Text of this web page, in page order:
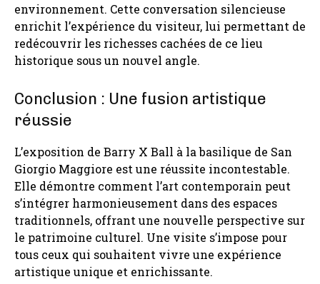
environnement. Cette conversation silencieuse
enrichit l’expérience du visiteur, lui permettant de
redécouvrir les richesses cachées de ce lieu
historique sous un nouvel angle.
Conclusion : Une fusion artistique
réussie
L’exposition de Barry X Ball à la basilique de San
Giorgio Maggiore est une réussite incontestable.
Elle démontre comment l’art contemporain peut
s’intégrer harmonieusement dans des espaces
traditionnels, offrant une nouvelle perspective sur
le patrimoine culturel. Une visite s’impose pour
tous ceux qui souhaitent vivre une expérience
artistique unique et enrichissante.